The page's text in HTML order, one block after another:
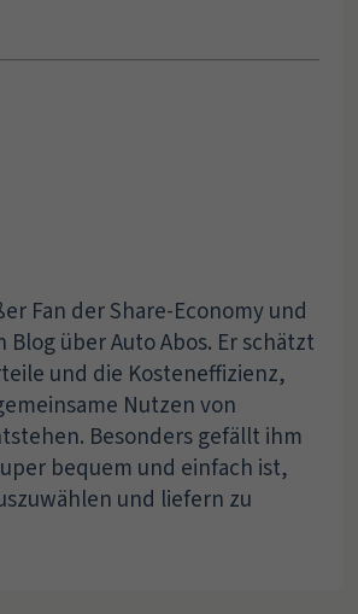
Fan der Share-Economy und
über Auto Abos. Er schätzt
und die Kosteneffizienz,
Nutzen von
Besonders gefällt ihm
bequem und einfach ist,
und liefern zu